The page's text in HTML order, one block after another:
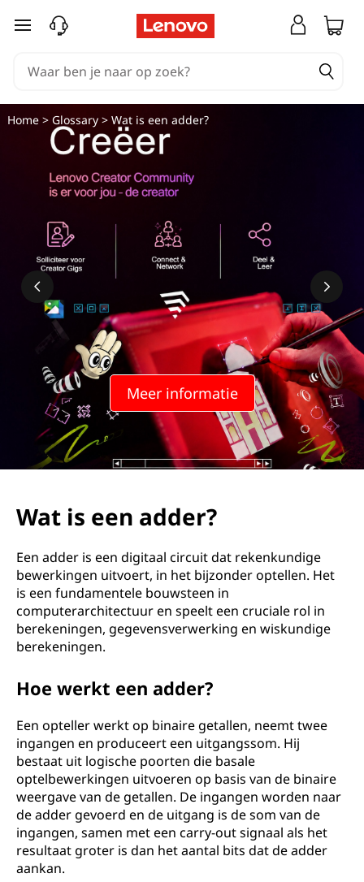
W
?
Ga naar de hoofdinhoud
Meer informatie
Home> Glossary> Wat is een adder?
Wat is een adder?
Een adder is een digitaal circuit dat rekenkundige
bewerkingen uitvoert, in het bijzonder optellen. Het
is een fundamentele bouwsteen in
computerarchitectuur en speelt een cruciale rol in
berekeningen, gegevensverwerking en wiskundige
berekeningen.
Hoe werkt een adder?
Een opteller werkt op binaire getallen, neemt twee
ingangen en produceert een uitgangssom. Hij
bestaat uit logische poorten die basale
optelbewerkingen uitvoeren op basis van de binaire
weergave van de getallen. De ingangen worden naar
de adder gevoerd en de uitgang is de som van de
ingangen, samen met een carry-out signaal als het
resultaat groter is dan het aantal bits dat de adder
aankan.